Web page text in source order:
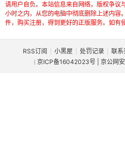
请用户自负。本站信息来自网络，版权争议
小时之内，从您的电脑中彻底删除上述内容
件，购买注册，得到更好的正版服务。如有
RSS订阅 小黑屋 处罚记录 联系
( 京ICP备16042023号 | 京公网